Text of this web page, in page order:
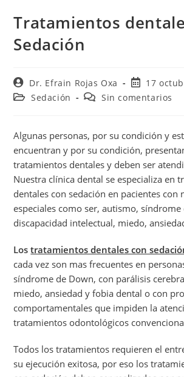
Tratamientos
Sedación
Dr. Efrain Rojas Oxa
17
Sedación
Sin comentarios
Algunas personas, por su condición y
encuentran y por su condición,
tratamientos dentales y deben ser
Nuestra clínica dental se especializa en
dentales con sedación en pacientes con
especiales como ser, autismo, síndrome
discapacidad intelectual, miedo,
Lostratamientos dentales con
cada vez son mas frecuentes en
síndrome de Down, con parálisis
miedo, ansiedad y fobia dental o con
comportamentales que impiden la
tratamientos odontológicos
Todos los tratamientos requieren el
su ejecución exitosa, por eso los